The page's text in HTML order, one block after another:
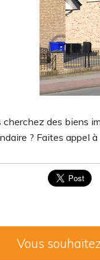
cherchez des biens
? Faites appel à
Vous